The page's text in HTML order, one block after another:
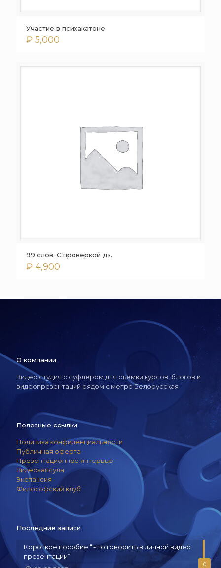
Участие в психакатоне
₽ 5,000
99 слов. С проверкой дз.
₽ 4,900
О компании
Видео студия с суфлером для съемки курсов, блогов и
видеопрезентаций рядом с метро Белорусская
Полезные ссылки
Политика конфиденциальности
Публичная оферта
Презентационное интервью
Видеокапсула
Экспансия
Философский клуб
Последние записи
0
Короткое пособие “Что говорить в личной видео
презентации”